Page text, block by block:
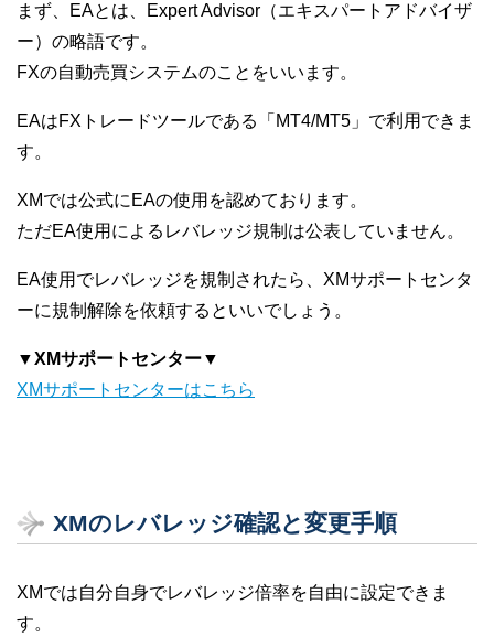
まず、EAとは、Expert Advisor（エキスパートアドバイザ
ー）の略語です。
FXの自動売買システムのことをいいます。
EAはFXトレードツールである「MT4/MT5」で利用できま
す。
XMでは公式にEAの使用を認めております。
ただEA使用によるレバレッジ規制は公表していません。
EA使用でレバレッジを規制されたら、XMサポートセンタ
ーに規制解除を依頼するといいでしょう。
▼XMサポートセンター▼
XMサポートセンターはこちら
XMのレバレッジ確認と変更手順
XMでは自分自身でレバレッジ倍率を自由に設定できま
す。